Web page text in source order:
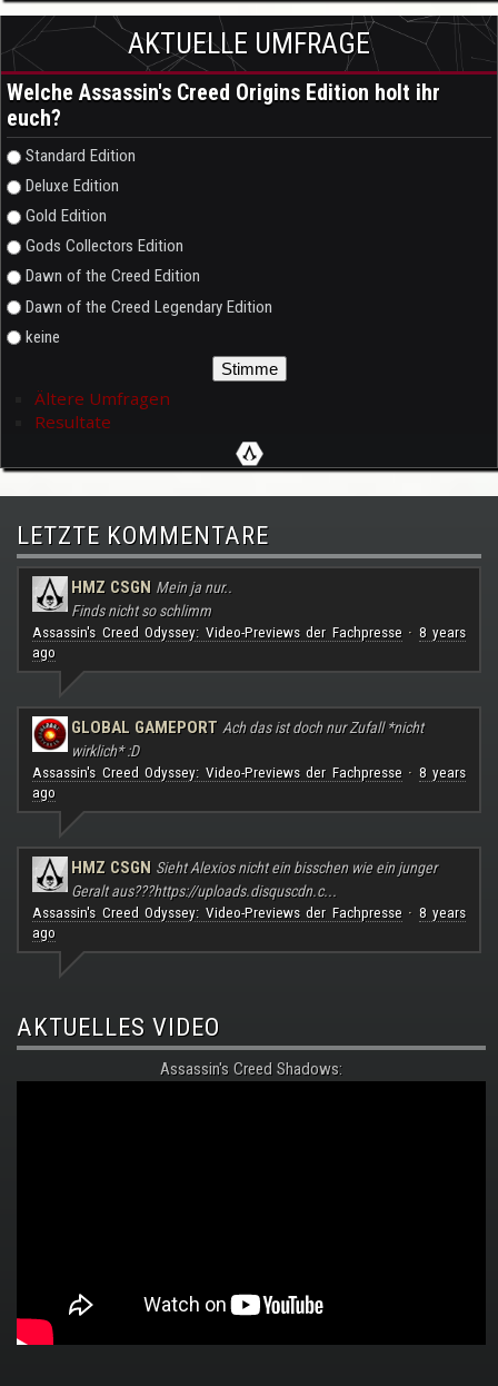
AKTUELLE UMFRAGE
Welche Assassin's Creed Origins Edition holt ihr
euch?
Auswahlmöglichkeiten
Standard Edition
Deluxe Edition
Gold Edition
Gods Collectors Edition
Dawn of the Creed Edition
Dawn of the Creed Legendary Edition
keine
Ältere Umfragen
Resultate
LETZTE KOMMENTARE
HMZ CSGN Mein ja nur..
Finds nicht so schlimm
Assassin's Creed Odyssey: Video-Previews der Fachpresse· 8 years
ago
GLOBAL GAMEPORT Ach das ist doch nur Zufall *nicht
wirklich* :D
Assassin's Creed Odyssey: Video-Previews der Fachpresse· 8 years
ago
HMZ CSGN Sieht Alexios nicht ein bisschen wie ein junger
Geralt aus???https://uploads.disquscdn.c...
Assassin's Creed Odyssey: Video-Previews der Fachpresse· 8 years
ago
AKTUELLES VIDEO
Assassin's Creed Shadows: